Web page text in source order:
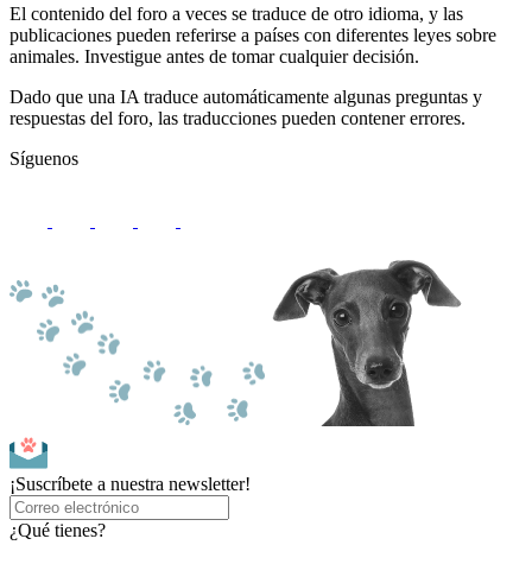
El contenido del foro a veces se traduce de otro idioma, y ​​las
publicaciones pueden referirse a países con diferentes leyes sobre
animales. Investigue antes de tomar cualquier decisión.
Dado que una IA traduce automáticamente algunas preguntas y
respuestas del foro, las traducciones pueden contener errores.
Síguenos
¡Suscríbete a nuestra newsletter!
¿Qué tienes?